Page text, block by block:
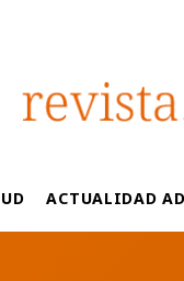
ACTUALIDAD